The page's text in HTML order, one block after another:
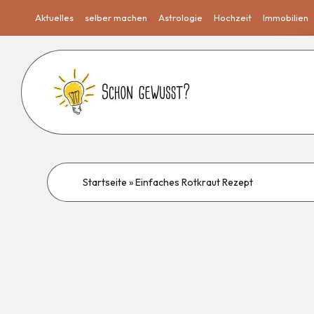
Aktuelles selber machen Astrologie Hochzeit Immobilien
Startseite »Einfaches Rotkraut Rezept